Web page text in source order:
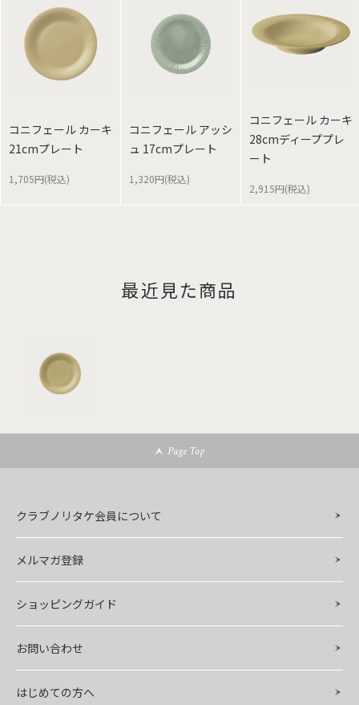
コニフェール カーキ
21cmプレート
1,705円(税込)
コニフェール アッシ
ュ 17cmプレート
1,320円(税込)
コニフェール カーキ
28cmディーププレ
ート
2,915円(税込)
最近見た商品
Page Top
クラブノリタケ会員について
メルマガ登録
ショッピングガイド
お問い合わせ
はじめての方へ